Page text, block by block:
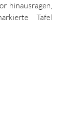
hinausragen,
Tafel